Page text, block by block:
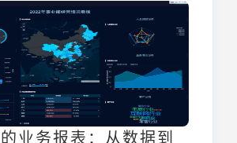
业务报表：从数据到